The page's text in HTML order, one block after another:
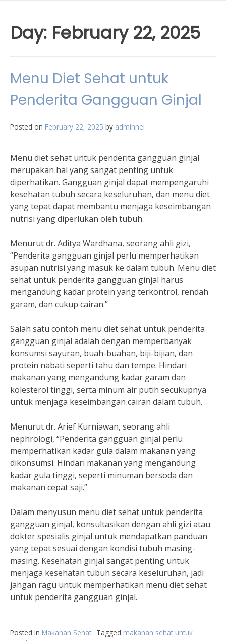
Day: February 22, 2025
Menu Diet Sehat untuk
Penderita Gangguan Ginjal
Posted on February 22, 2025 by adminnei
Menu diet sehat untuk penderita gangguan ginjal
merupakan hal yang sangat penting untuk
diperhatikan. Gangguan ginjal dapat mempengaruhi
kesehatan tubuh secara keseluruhan, dan menu diet
yang tepat dapat membantu menjaga keseimbangan
nutrisi yang diperlukan oleh tubuh.
Menurut dr. Aditya Wardhana, seorang ahli gizi,
“Penderita gangguan ginjal perlu memperhatikan
asupan nutrisi yang masuk ke dalam tubuh. Menu diet
sehat untuk penderita gangguan ginjal harus
mengandung kadar protein yang terkontrol, rendah
garam, dan cukup cairan.”
Salah satu contoh menu diet sehat untuk penderita
gangguan ginjal adalah dengan memperbanyak
konsumsi sayuran, buah-buahan, biji-bijian, dan
protein nabati seperti tahu dan tempe. Hindari
makanan yang mengandung kadar garam dan
kolesterol tinggi, serta minum air putih secukupnya
untuk menjaga keseimbangan cairan dalam tubuh.
Menurut dr. Arief Kurniawan, seorang ahli
nephrologi, “Penderita gangguan ginjal perlu
memperhatikan kadar gula dalam makanan yang
dikonsumsi. Hindari makanan yang mengandung
kadar gula tinggi, seperti minuman bersoda dan
makanan cepat saji.”
Dalam menyusun menu diet sehat untuk penderita
gangguan ginjal, konsultasikan dengan ahli gizi atau
dokter spesialis ginjal untuk mendapatkan panduan
yang tepat sesuai dengan kondisi tubuh masing-
masing. Kesehatan ginjal sangat penting untuk
menjaga kesehatan tubuh secara keseluruhan, jadi
jangan ragu untuk memperhatikan menu diet sehat
untuk penderita gangguan ginjal.
Posted in Makanan Sehat Tagged makanan sehat untuk